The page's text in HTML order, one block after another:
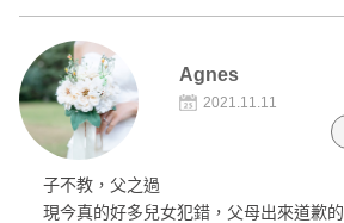
Agnes
2021.11.11
子不教，父之過
現今真的好多兒女犯錯，父母出來道歉的